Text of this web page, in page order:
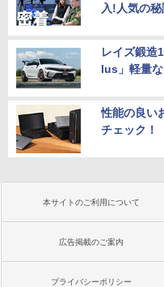
入!人気の
レイズ鍛造
lus」軽量
性能の良い
チェック！
本サイトのご利用について
広告掲載のご案内
プライバシーポリシー